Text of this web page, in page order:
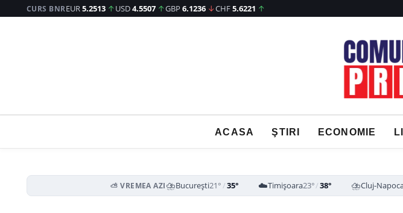
CURS BNR EUR5.2513 ↑USD4.5507 ↑GBP 6.1236 ↓CHF5.6221 ↑
ACASA ŞTIRI ECONOMIE
⛅ VREMEA AZI ⛈️București21°/35° ☁️Timișoara23°/38° ⛈️Cluj-